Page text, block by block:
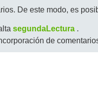
De este modo, es
segundaLectura.
de